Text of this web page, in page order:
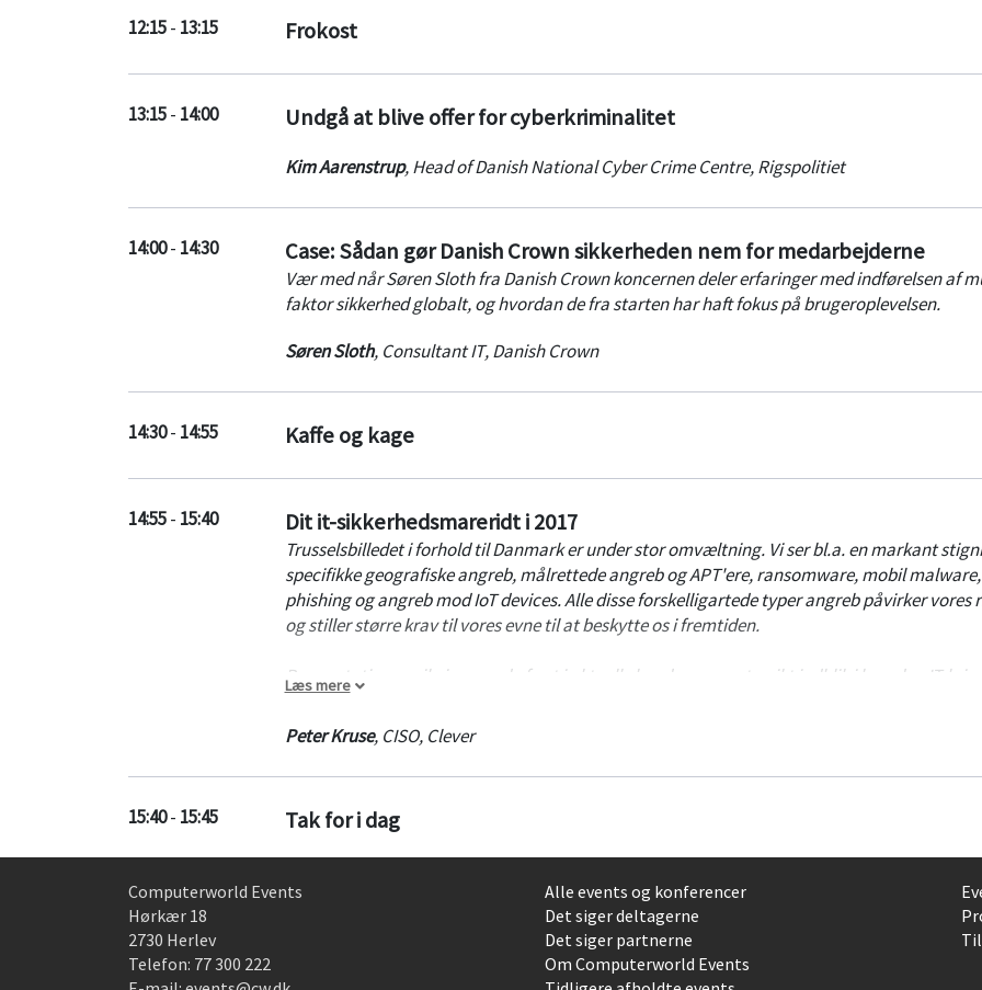
Vi slutter af med en kort demo af en af markedets førende cloud sikkerhedsløsninger: Cisco
12:15- 13:15 Frokost
13:15- 14:00 Undgå at blive offer for cyberkriminalitet
Kim Aarenstrup,Head of Danish National Cyber Crime Centre,Rigspolitiet
14:00- 14:30 Case: Sådan gør Danish Crown sikkerheden nem for medarbejderne
Vær med når Søren Sloth fra Danish Crown koncernen deler erfaringer med indførelsen af
faktor sikkerhed globalt, og hvordan de fra starten har haft fokus på brugeroplevelsen.
Søren Sloth, Consultant IT,Danish Crown
14:30- 14:55 Kaffe og kage
14:55- 15:40 Dit it-sikkerhedsmareridt i 2017
Trusselsbilledet i forhold til Danmark er under stor omvæltning. Vi ser bl.a. en markant
specifikke geografiske angreb, målrettede angreb og APT'ere, ransomware, mobil malware,
phishing og angreb mod IoT devices. Alle disse forskelligartede typer angreb påvirker vores
og stiller større krav til vores evne til at beskytte os i fremtiden.
Præsentationen vil give - med afsæt i aktuelle kundecases - et unikt indblik i hvordan IT-
angriber Danmark, hvordan koden som anvendes opfører sig på systemerne, og et indblik i
operatørenes infrastruktur og modus operandi. Fra de almindelige IT-kriminelle til de mere
organiserede- og statsfinansierede grupperinger.
a Service værktøjer og infektionsstatistik for Danmark.
Læs mere
Peter Kruse, CISO, Clever
15:40- 15:45 Tak for i dag
Computerworld Events
Hørkær 18
2730 Herlev
Telefon: 77 300 222
Alle events og konferencer
Det siger deltagerne
Det siger partnerne
Om Computerworld Events